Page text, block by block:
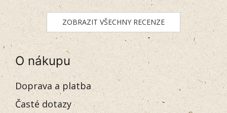
ZOBRAZIT VŠECHNY RECENZE
O nákupu
Doprava a platba
Časté dotazy